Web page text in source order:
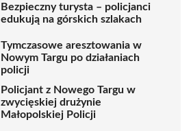
Bezpieczny turysta – policjanci
edukują na górskich szlakach
Tymczasowe aresztowania w
Nowym Targu po działaniach
policji
Policjant z Nowego Targu w
zwycięskiej drużynie
Małopolskiej Policji